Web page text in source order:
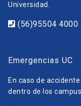
Universidad.
(56)95504 4000
Emergencias UC
En caso de
dentro de los campus.